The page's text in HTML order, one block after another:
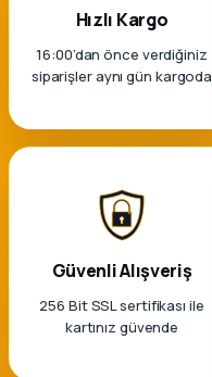
Hızlı Kargo
16:00’dan önce verdiğiniz
siparişler aynı gün kargoda
Güvenli Alışveriş
256 Bit SSL sertifikası ile
kartınız güvende